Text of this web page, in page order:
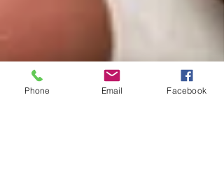
Phone Email Facebook